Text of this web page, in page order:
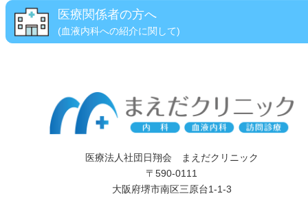
医療関係者の方へ
(血液内科への紹介に関して)
医療法人社団日翔会 まえだクリニック
〒590-0111
大阪府堺市南区三原台1-1-3